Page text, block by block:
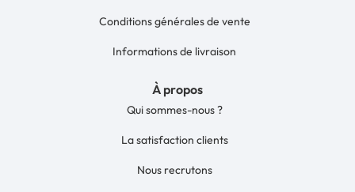
Conditions générales de vente
Informations de livraison
À propos
Qui sommes-nous ?
La satisfaction clients
Nous recrutons